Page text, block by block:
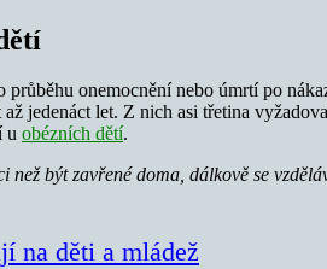
průběhu onemocnění nebo úmrtí po
jedenáct let. Z nich asi třetina
u obézních dětí.
být zavřené doma, dálkově se
na děti a mládež